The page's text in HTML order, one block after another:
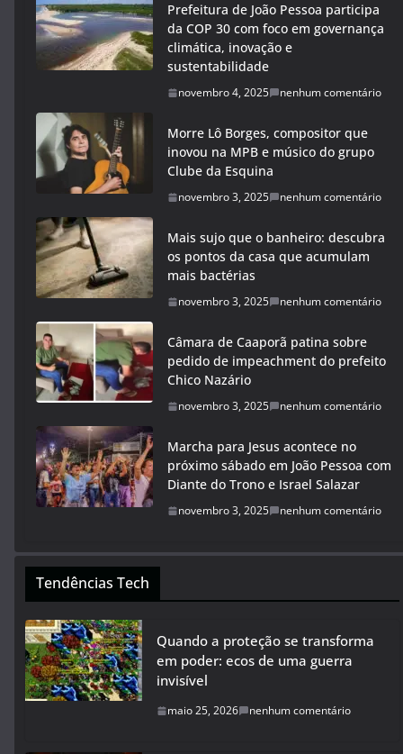
Prefeitura de João Pessoa participa
da COP 30 com foco em governança
climática, inovação e
sustentabilidade
novembro 4, 2025 nenhum comentário
Morre Lô Borges, compositor que
inovou na MPB e músico do grupo
Clube da Esquina
novembro 3, 2025 nenhum comentário
Mais sujo que o banheiro: descubra
os pontos da casa que acumulam
mais bactérias
novembro 3, 2025 nenhum comentário
Câmara de Caaporã patina sobre
pedido de impeachment do prefeito
Chico Nazário
novembro 3, 2025 nenhum comentário
Marcha para Jesus acontece no
próximo sábado em João Pessoa com
Diante do Trono e Israel Salazar
novembro 3, 2025 nenhum comentário
Tendências Tech
Quando a proteção se transforma
em poder: ecos de uma guerra
invisível
maio 25, 2026 nenhum comentário